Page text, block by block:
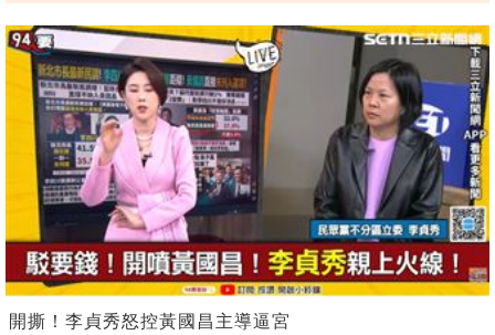
開撕！李貞秀怒控黃國昌主導逼宮